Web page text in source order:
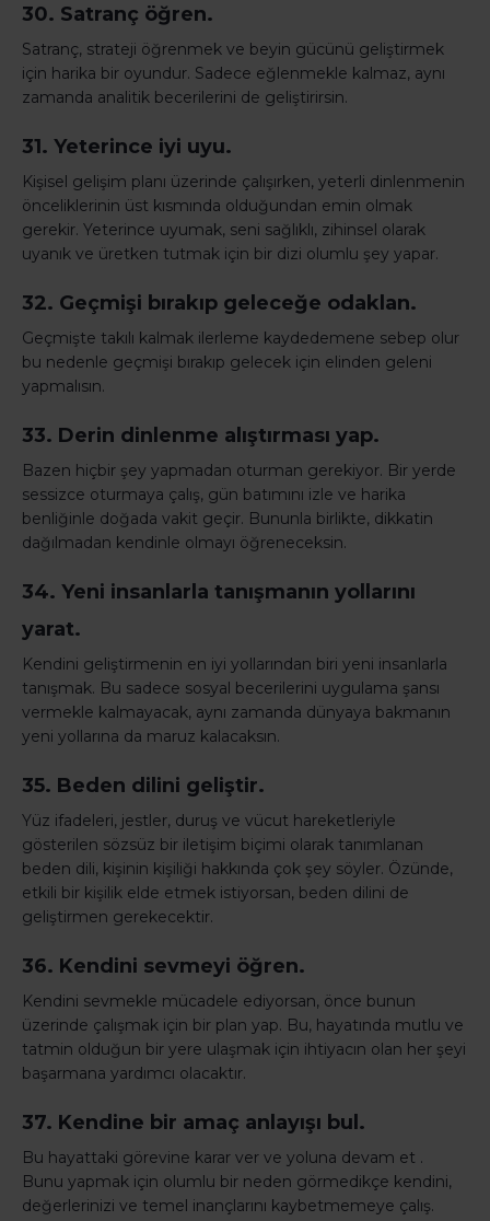
30. Satranç öğren.
Satranç, strateji öğrenmek ve beyin gücünü geliştirmek
için harika bir oyundur. Sadece eğlenmekle kalmaz, aynı
zamanda analitik becerilerini de geliştirirsin.
31. Yeterince iyi uyu.
Kişisel gelişim planı üzerinde çalışırken, yeterli dinlenmenin
önceliklerinin üst kısmında olduğundan emin olmak
gerekir. Yeterince uyumak, seni sağlıklı, zihinsel olarak
uyanık ve üretken tutmak için bir dizi olumlu şey yapar.
32. Geçmişi bırakıp geleceğe odaklan.
Geçmişte takılı kalmak ilerleme kaydedemene sebep olur
bu nedenle geçmişi bırakıp gelecek için elinden geleni
yapmalısın.
33. Derin dinlenme alıştırması yap.
Bazen hiçbir şey yapmadan oturman gerekiyor. Bir yerde
sessizce oturmaya çalış, gün batımını izle ve harika
benliğinle doğada vakit geçir. Bununla birlikte, dikkatin
dağılmadan kendinle olmayı öğreneceksin.
34. Yeni insanlarla tanışmanın yollarını
yarat.
Kendini geliştirmenin en iyi yollarından biri yeni insanlarla
tanışmak. Bu sadece sosyal becerilerini uygulama şansı
vermekle kalmayacak, aynı zamanda dünyaya bakmanın
yeni yollarına da maruz kalacaksın.
35. Beden dilini geliştir.
Yüz ifadeleri, jestler, duruş ve vücut hareketleriyle
gösterilen sözsüz bir iletişim biçimi olarak tanımlanan
beden dili, kişinin kişiliği hakkında çok şey söyler. Özünde,
etkili bir kişilik elde etmek istiyorsan, beden dilini de
geliştirmen gerekecektir.
36. Kendini sevmeyi öğren.
Kendini sevmekle mücadele ediyorsan, önce bunun
üzerinde çalışmak için bir plan yap. Bu, hayatında mutlu ve
tatmin olduğun bir yere ulaşmak için ihtiyacın olan her şeyi
başarmana yardımcı olacaktır.
37. Kendine bir amaç anlayışı bul.
Bu hayattaki görevine karar ver ve yoluna devam et .
Bunu yapmak için olumlu bir neden görmedikçe kendini,
değerlerinizi ve temel inançlarını kaybetmemeye çalış.